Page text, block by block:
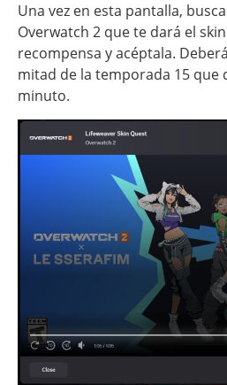
Una vez en esta pantalla,
Overwatch 2 que te dará el
recompensa y acéptala.
mitad de la temporada 15 que
minuto.